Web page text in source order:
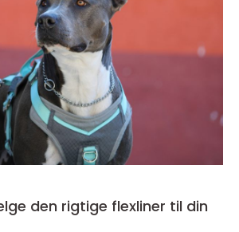
den rigtige flexliner til din